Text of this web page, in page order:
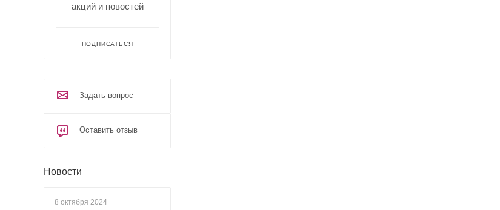
акций и новостей
ПОДПИСАТЬСЯ
Задать вопрос
Оставить отзыв
Новости
8 октября 2024